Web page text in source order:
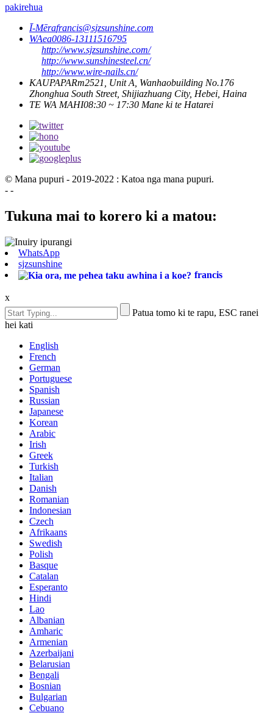
pakirehua
Ī-Mērafrancis@sjzsunshine.com
WAea0086-13111516795
http://www.sjzsunshine.com/
http://www.sunshinesteel.cn/
http://www.wire-nails.cn/
KAUPAPARm2521, Unit A, Wanhaobuilding No.176
Zhonghua South Street, Shijiazhuang City, Hebei, Haina
TE WA MAHI08:30 ~ 17:30 Mane ki te Hatarei
© Mana pupuri - 2019-2022 : Katoa nga mana pupuri.
- -
Tukuna mai to korero ki a matou:
WhatsApp
sjzsunshine
francis
x
Patua tomo ki te rapu, ESC ranei
hei kati
English
French
German
Portuguese
Spanish
Russian
Japanese
Korean
Arabic
Irish
Greek
Turkish
Italian
Danish
Romanian
Indonesian
Czech
Afrikaans
Swedish
Polish
Basque
Catalan
Esperanto
Hindi
Lao
Albanian
Amharic
Armenian
Azerbaijani
Belarusian
Bengali
Bosnian
Bulgarian
Cebuano